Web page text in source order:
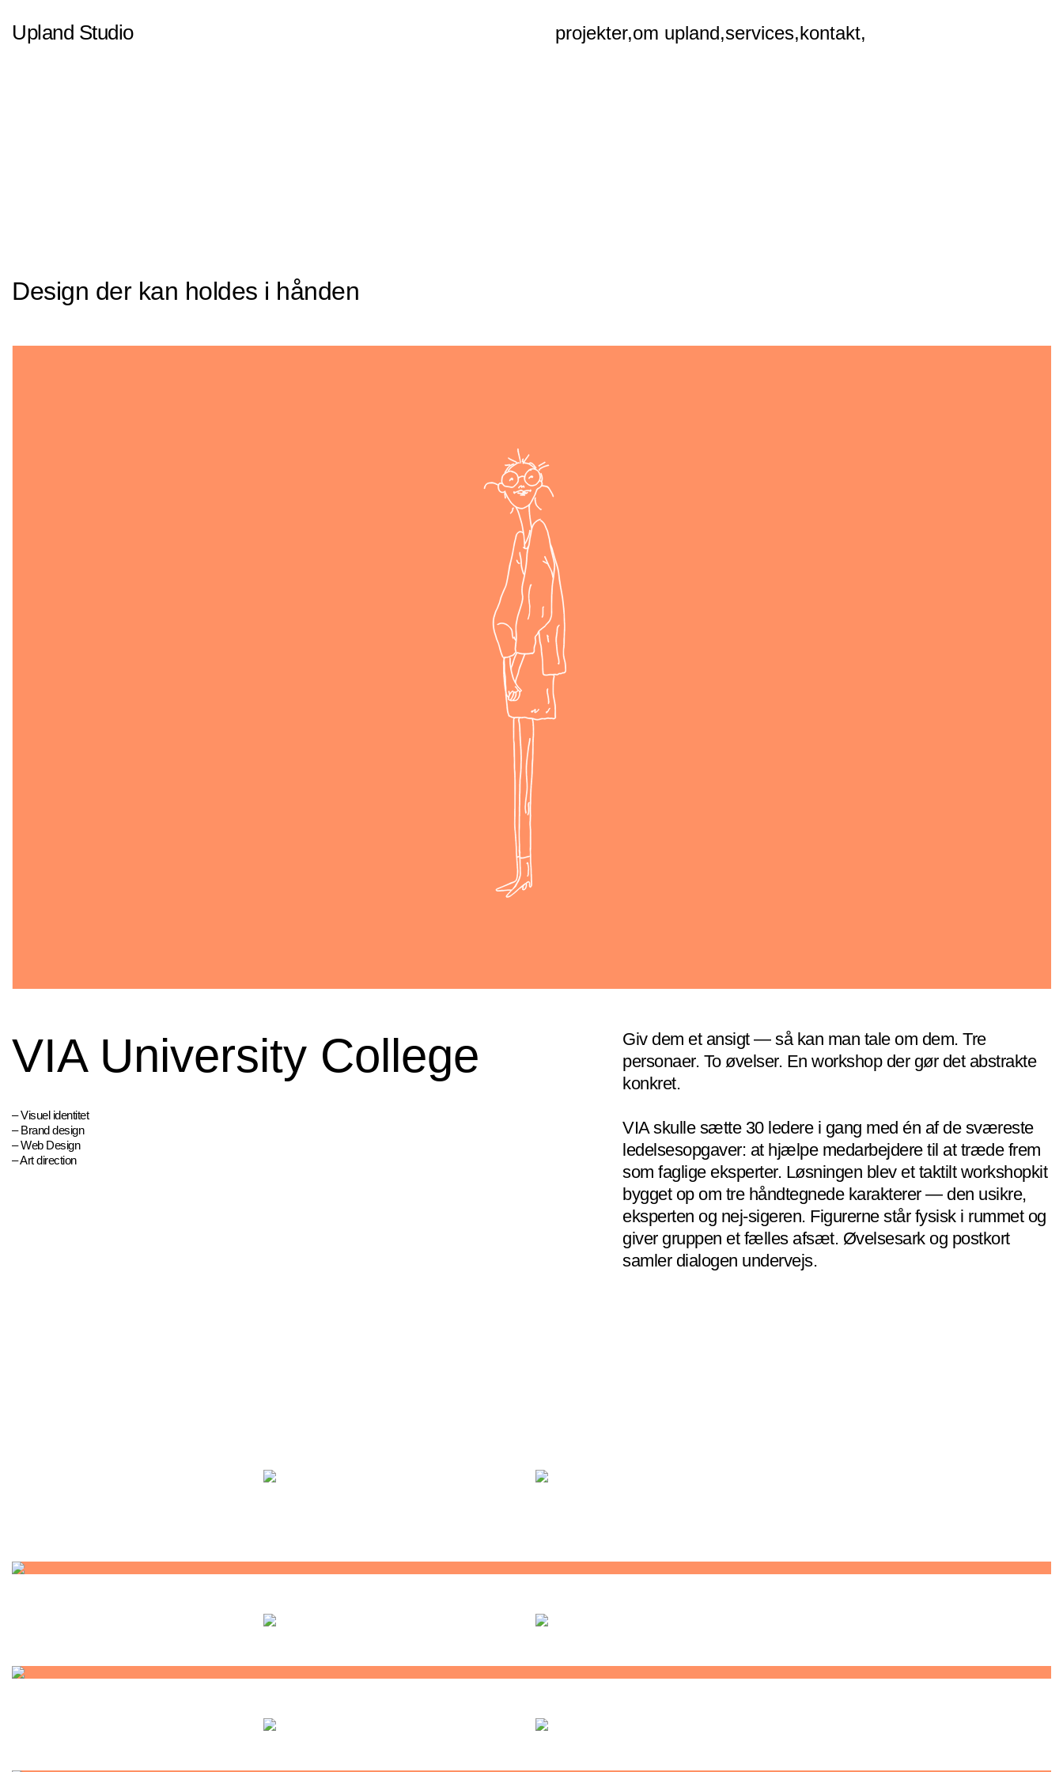
Upland Studio projekter,om upland,services,kontakt,
Design der kan holdes i hånden
VIA University College
– Visuel identitet
– Brand design
– Web Design
– Art direction
Giv dem et ansigt — så kan man tale om dem. Tre
personaer. To øvelser. En workshop der gør det abstrakte
konkret.
VIA skulle sætte 30 ledere i gang med én af de sværeste
ledelsesopgaver: at hjælpe medarbejdere til at træde frem
som faglige eksperter. Løsningen blev et taktilt workshopkit
bygget op om tre håndtegnede karakterer — den usikre,
eksperten og nej-sigeren. Figurerne står fysisk i rummet og
giver gruppen et fælles afsæt. Øvelsesark og postkort
samler dialogen undervejs.